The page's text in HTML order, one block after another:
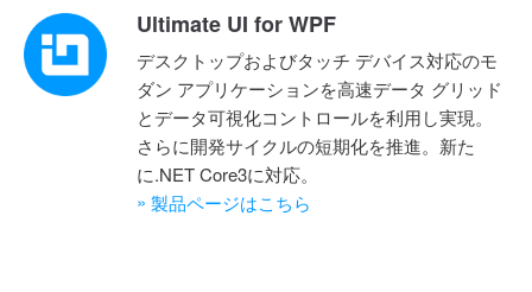
Ultimate UI for WPF
デスクトップおよびタッチ デバイス対応のモ
ダン アプリケーションを高速データ グリッド
とデータ可視化コントロールを利用し実現。
さらに開発サイクルの短期化を推進。新た
に.NET Core3に対応。
» 製品ページはこちら